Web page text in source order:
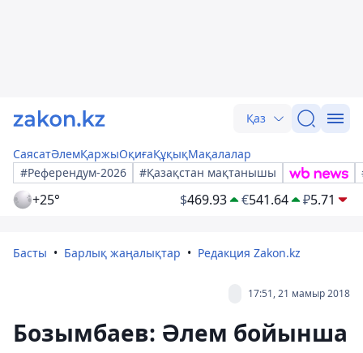
Қаз
СаясатӘлемҚаржыОқиғаҚұқықМақалалар
#Референдум-2026
#Қазақстан мақтанышы
+25° $469.93 €541.64 ₽5.71
Басты Барлық жаңалықтар Редакция Zakon.kz
17:51, 21 мамыр 2018
Бозымбаев: Әлем бойынша